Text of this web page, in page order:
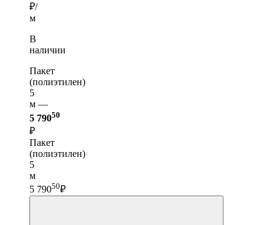
₽/
м
В
наличии
Пакет
(полиэтилен)
5
м —
5 79050
₽
Пакет
(полиэтилен)
5
м
5 79050₽